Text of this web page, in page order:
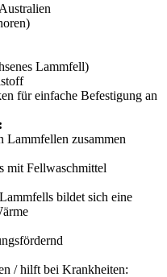
Lammfell)
für einfache Befestigung an
Lammfellen zusammen
mit Fellwaschmittel
bildet sich eine
/ hilft bei Krankheiten: